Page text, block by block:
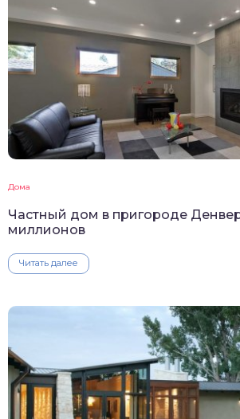
Дома
Частный дом в пригороде
миллионов
Читать далее